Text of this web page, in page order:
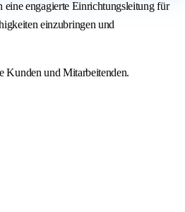
eine engagierte Einrichtungsleitung für
einzubringen und
Kunden und Mitarbeitenden.